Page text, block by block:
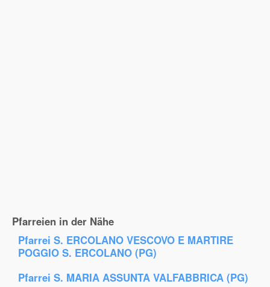
Pfarreien in der Nähe
Pfarrei S. ERCOLANO VESCOVO E MARTIRE
POGGIO S. ERCOLANO (PG)
Pfarrei S. MARIA ASSUNTA VALFABBRICA (PG)